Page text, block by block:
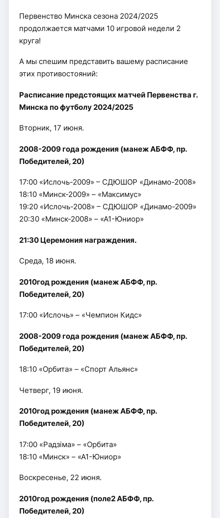
Первенство Минска сезона 2024/2025
продолжается матчами 10 игровой недели 2
круга!
А мы спешим представить вашему расписание
этих противостояний:
Расписание предстоящих матчей Первенства г.
Минска по футболу 2024/2025
Вторник, 17 июня.
2008-2009 года рождения (манеж АБФФ, пр.
Победителей, 20)
17:00 «Ислочь-2009» – СДЮШОР «Динамо-2008»
18:10 «Минск-2009» – «Максимус»
19:20 «Ислочь-2008» – СДЮШОР «Динамо-2009»
20:30 «Минск-2008» – «А1-Юниор»
21:30 Церемония награждения.
Среда, 18 июня.
2010год рождения (манеж АБФФ, пр.
Победителей, 20)
17:00 «Ислочь» – «Чемпион Кидс»
2008-2009 года рождения (манеж АБФФ, пр.
Победителей, 20)
18:10 «Орбита» – «Спорт Альянс»
Четверг, 19 июня.
2010год рождения (манеж АБФФ, пр.
Победителей, 20)
17:00 «Радзiма» – «Орбита»
18:10 «Минск» – «А1-Юниор»
Воскресенье, 22 июня.
2010год рождения (поле2 АБФФ, пр.
Победителей, 20)